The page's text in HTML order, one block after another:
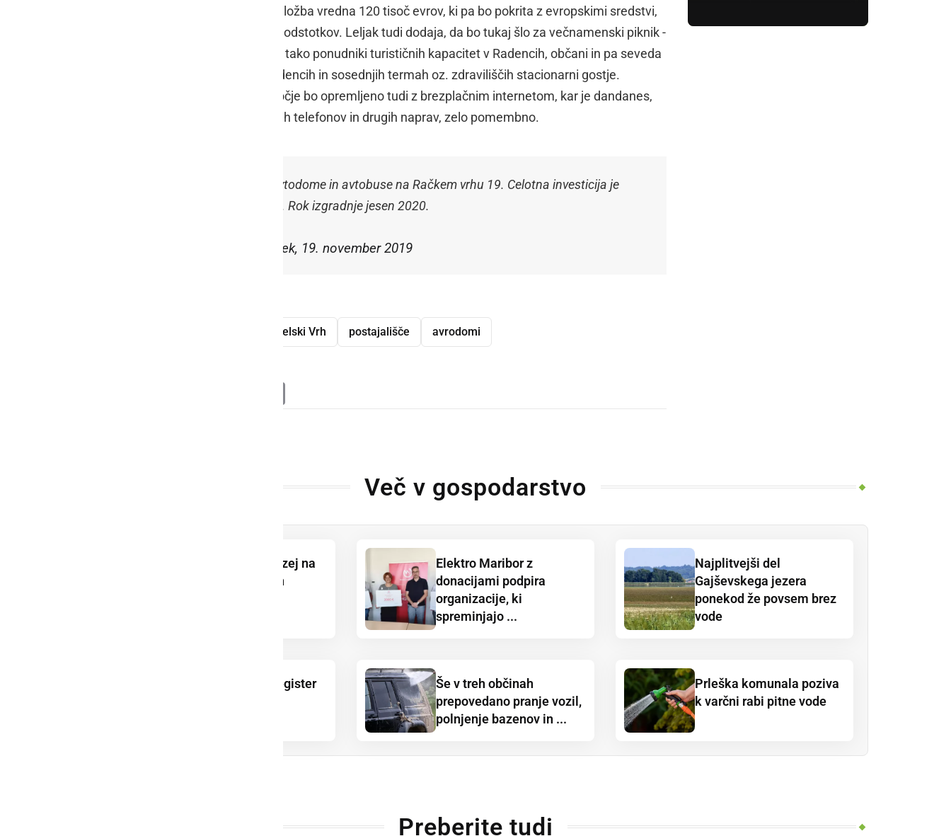
naslednje leto. Župan pravi, da je naložba vredna 120 tisoč evrov, ki pa bo pokrita z evropskimi sredstvi,
če ne v celoti, pa najmanj v višini 80 odstotkov. Leljak tudi dodaja, da bo tukaj šlo za večnamenski piknik -
prostor, ki ga bodo lahko koristili vsi, tako ponudniki turističnih kapacitet v Radencih, občani in pa seveda
turisti, tako dnevni izletniki kot v Radencih in sosednjih termah oz. zdraviliščih stacionarni gostje.
Zanimivo, tako Leljak, celotno območje bo opremljeno tudi z brezplačnim internetom, kar je dandanes,
ko marsikdo težko živi brez pametnih telefonov in drugih naprav, zelo pomembno.
Vinska fontana, počivališče za avtodome in avtobuse na Račkem vrhu 19. Celotna investicija je
načrtovana iz evropskih sredstev. Rok izgradnje jesen 2020.
Torek, 19. november 2019
Kapelski Vrh postajališče avrodomi
PrintFriendly
Več v gospodarstvo
Na Kogu odprli muzej na
prostem, posvečen
Elektro Maribor z
donacijami podpira
organizacije, ki
spreminjajo ...
Najplitvejši del
Gajševskega jezera
ponekod že povsem brez
vode
Koline vpisane v register
Še v treh občinah
prepovedano pranje vozil,
polnjenje bazenov in ...
Prleška komunala poziva
k varčni rabi pitne vode
Preberite tudi